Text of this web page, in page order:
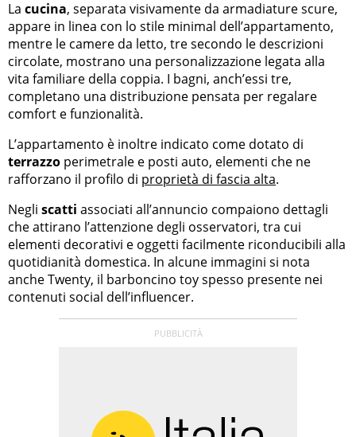
La cucina, separata visivamente da armadiature scure,
appare in linea con lo stile minimal dell’appartamento,
mentre le camere da letto, tre secondo le descrizioni
circolate, mostrano una personalizzazione legata alla
vita familiare della coppia. I bagni, anch’essi tre,
completano una distribuzione pensata per regalare
comfort e funzionalità.
L’appartamento è inoltre indicato come dotato di
terrazzo perimetrale e posti auto, elementi che ne
rafforzano il profilo di proprietà di fascia alta.
Negli scatti associati all’annuncio compaiono dettagli
che attirano l’attenzione degli osservatori, tra cui
elementi decorativi e oggetti facilmente riconducibili alla
quotidianità domestica. In alcune immagini si nota
anche Twenty, il barboncino toy spesso presente nei
contenuti social dell’influencer.